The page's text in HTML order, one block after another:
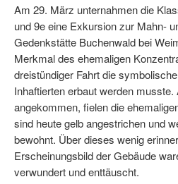
Am 29. März unternahmen die
und 9e eine Exkursion zur Mahn-
Gedenkstätte Buchenwald bei
Merkmal des ehemaligen
dreistündiger Fahrt die
Inhaftierten erbaut werden
angekommen, fielen die
sind heute gelb angestrichen und
bewohnt. Über dieses wenig
Erscheinungsbild der Gebäude
verwundert und enttäuscht.